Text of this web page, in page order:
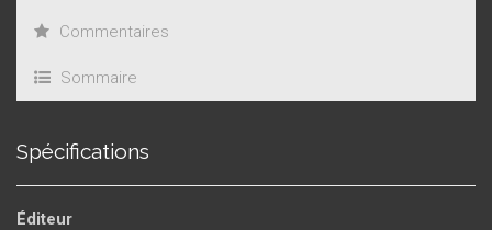
Commentaires
Sommaire
Spécifications
Éditeur